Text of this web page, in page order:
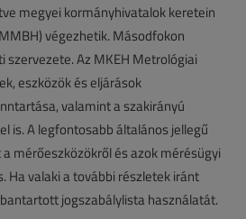
megyei kormányhivatalok keretein
végezhetik. Másodfokon
szervezete. Az MKEH Metrológiai
eszközök és eljárások
valamint a szakirányú
is. A legfontosabb általános jellegű
mérőeszközökről és azok mérésügyi
Ha valaki a további részletek iránt
jogszabálylista használatát.